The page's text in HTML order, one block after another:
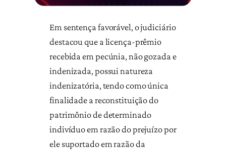
Em sentença favorável, o judiciário
destacou que a licença-prêmio
recebida em pecúnia, não gozada e
indenizada, possui natureza
indenizatória, tendo como única
finalidade a reconstituição do
patrimônio de determinado
indivíduo em razão do prejuízo por
ele suportado em razão da